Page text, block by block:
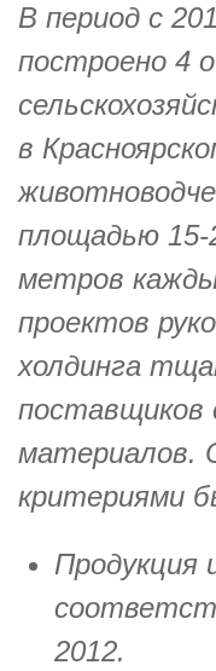
В период с
построено 4
в
площадью
метров
проектов
холдинга
материалов.
критериями
Продукция
2012.